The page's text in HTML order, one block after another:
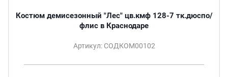
Костюм демисезонный "Лес" цв.кмф 128-7 тк.дюспо/
флис в Краснодаре
Артикул: СОДКОМ00102